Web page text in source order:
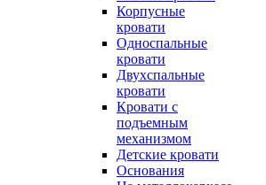
Корпусные
кровати
Односпальные
кровати
Двухспальные
кровати
Кровати с
подъемным
механизмом
Детские кровати
Основания